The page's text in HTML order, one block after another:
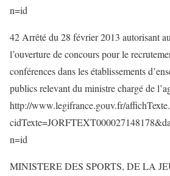
n=id
42 Arrêté du 28 février 2013 autorisant
l’ouverture de concours pour le
conférences dans les établissements
publics relevant du ministre chargé de
http://www.legifrance.gouv.fr/
n=id
MINISTERE DES SPORTS, DE LA